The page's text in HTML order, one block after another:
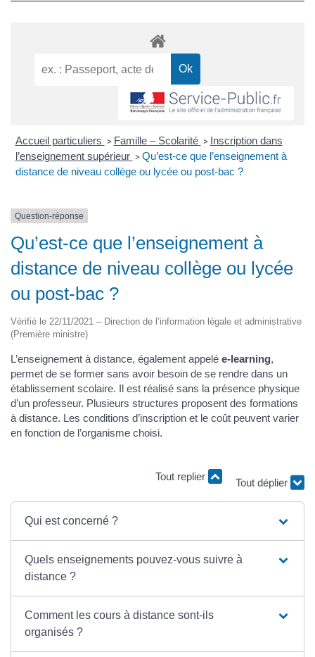
Accueil particuliers > Famille – Scolarité > Inscription dans
l’enseignement supérieur > Qu’est-ce que l’enseignement à
distance de niveau collège ou lycée ou post-bac ?
Question-réponse
Qu’est-ce que l’enseignement à
distance de niveau collège ou lycée
ou post-bac ?
Vérifié le 22/11/2021 – Direction de l’information légale et administrative
(Première ministre)
L’enseignement à distance, également appelé e-learning,
permet de se former sans avoir besoin de se rendre dans un
établissement scolaire. Il est réalisé sans la présence physique
d’un professeur. Plusieurs structures proposent des formations
à distance. Les conditions d’inscription et le coût peuvent varier
en fonction de l’organisme choisi.
Tout replier
Tout déplier
Qui est concerné ?
Quels enseignements pouvez-vous suivre à
distance ?
Comment les cours à distance sont-ils
organisés ?